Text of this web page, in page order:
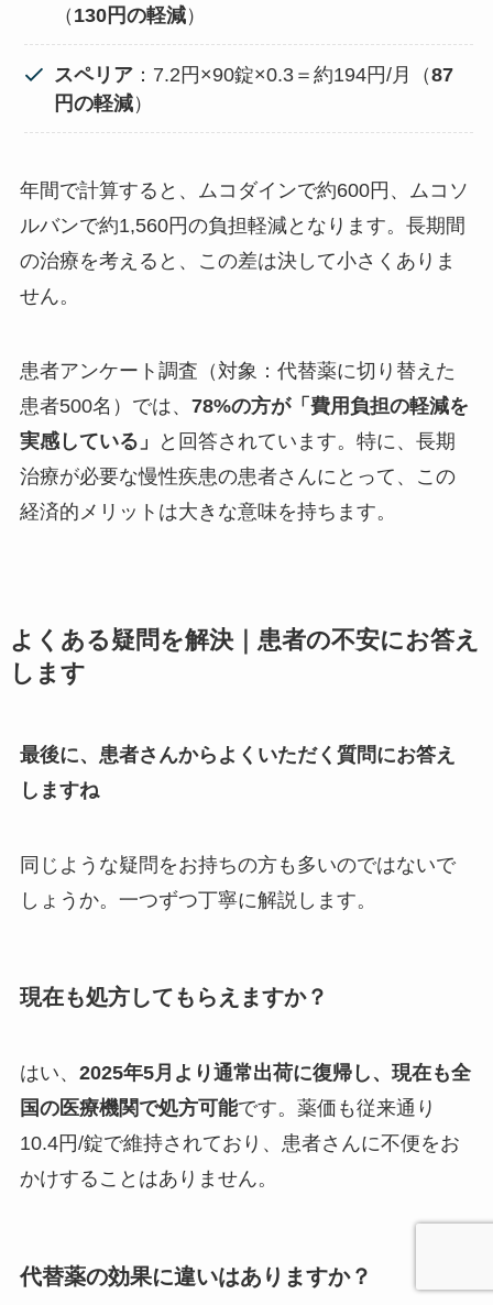
（ 130円の軽減）
スペリア ：7.2円×90錠×0.3＝約194円/月（87
円の軽減）
年間で計算すると、ムコダインで約600円、ムコソ
ルバンで約1,560円の負担軽減となります。長期間
の治療を考えると、この差は決して小さくありま
せん。
患者アンケート調査（対象：代替薬に切り替えた
患者500名）では、 78%の方が「費用負担の軽減を
実感している」
と回答されています。特に、長期
治療が必要な慢性疾患の患者さんにとって、この
経済的メリットは大きな意味を持ちます。
よくある疑問を解決｜患者の不安にお答え
します
最後に、患者さんからよくいただく質問にお答え
しますね
同じような疑問をお持ちの方も多いのではないで
しょうか。一つずつ丁寧に解説します。
現在も処方してもらえますか？
はい、 2025年5月より通常出荷に復帰し、現在も全
国の医療機関で処方可能です。薬価も従来通り
10.4円/錠で維持されており、患者さんに不便をお
かけすることはありません。
代替薬の効果に違いはありますか？